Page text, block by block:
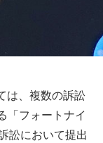
は、複数の訴訟
「フォートナイ
訟において提出